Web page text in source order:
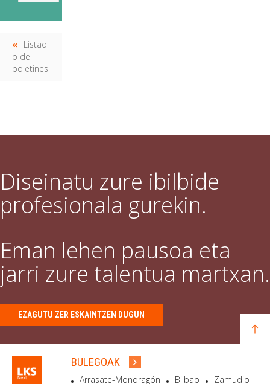
Listad
o de
boletines
Diseinatu zure ibilbide
profesionala gurekin.
Eman lehen pausoa eta
jarri zure talentua martxan.
EZAGUTU ZER ESKAINTZEN DUGUN
BULEGOAK
Arrasate-Mondragón Bilbao Zamudio